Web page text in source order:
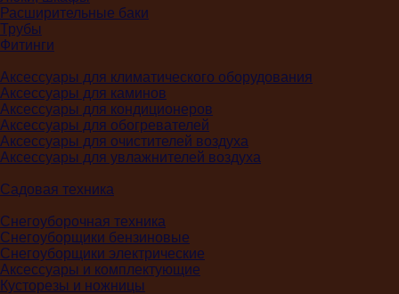
Расширительные баки
Трубы
Фитинги
Аксессуары для климатического оборудования
Аксессуары для каминов
Аксессуары для кондиционеров
Аксессуары для обогревателей
Аксессуары для очистителей воздуха
Аксессуары для увлажнителей воздуха
Садовая техника
Снегоуборочная техника
Снегоуборщики бензиновые
Снегоуборщики электрические
Аксессуары и комплектующие
Кусторезы и ножницы